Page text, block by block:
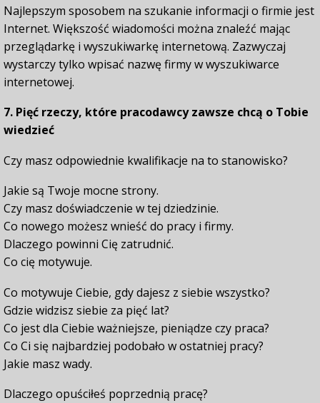
Najlepszym sposobem na szukanie informacji o firmie jest
Internet. Większość wiadomości można znaleźć mając
przeglądarkę i wyszukiwarkę internetową. Zazwyczaj
wystarczy tylko wpisać nazwę firmy w wyszukiwarce
internetowej.
7. Pięć rzeczy, które pracodawcy zawsze chcą o Tobie
wiedzieć
Czy masz odpowiednie kwalifikacje na to stanowisko?
Jakie są Twoje mocne strony.
Czy masz doświadczenie w tej dziedzinie.
Co nowego możesz wnieść do pracy i firmy.
Dlaczego powinni Cię zatrudnić.
Co cię motywuje.
Co motywuje Ciebie, gdy dajesz z siebie wszystko?
Gdzie widzisz siebie za pięć lat?
Co jest dla Ciebie ważniejsze, pieniądze czy praca?
Co Ci się najbardziej podobało w ostatniej pracy?
Jakie masz wady.
Dlaczego opuściłeś poprzednią pracę?